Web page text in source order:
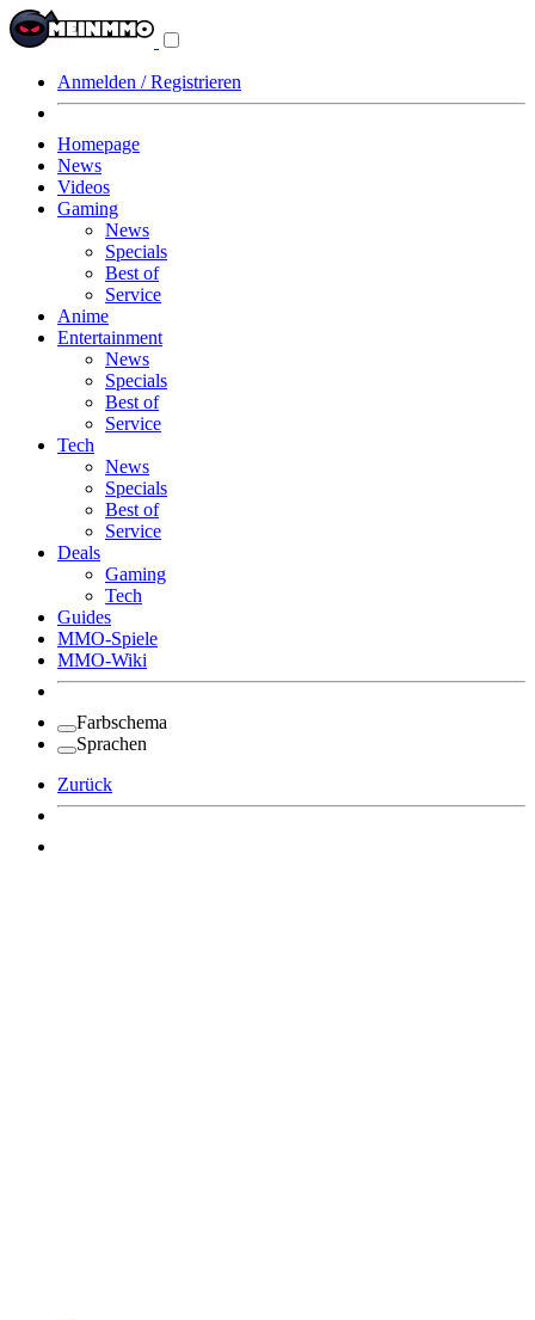
Anmelden / Registrieren
Homepage
News
Videos
Gaming
News
Specials
Best of
Service
Anime
Entertainment
News
Specials
Best of
Service
Tech
News
Specials
Best of
Service
Deals
Gaming
Tech
Guides
MMO-Spiele
MMO-Wiki
Farbschema
Sprachen
Zurück